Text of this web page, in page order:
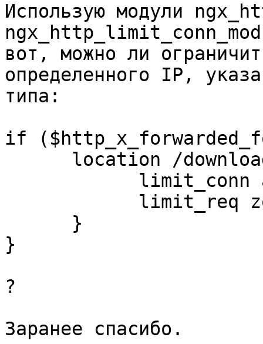
Использую модули
вот, можно ли
определенного IP,
типа:
if
}
?
Заранее спасибо.